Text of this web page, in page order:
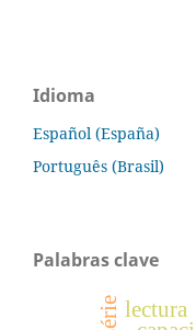
Idioma
Español (España)
Português (Brasil)
Palabras clave
lectura